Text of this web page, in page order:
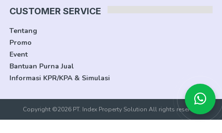
CUSTOMER SERVICE
Tentang
Promo
Event
Bantuan Purna Jual
Informasi KPR/KPA & Simulasi
Copyright ©2026 PT. Index Property Solution All rights reserved